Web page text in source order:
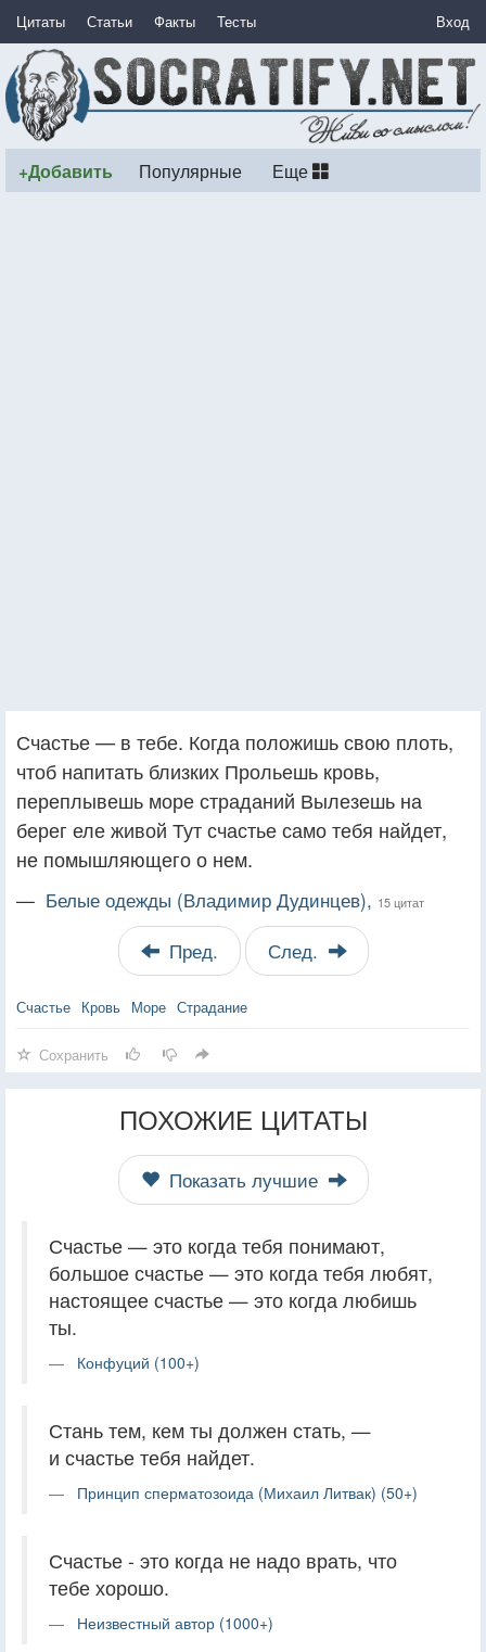
Цитаты Статьи Факты Тесты Вход
+Добавить Популярные Еще
Счастье — в тебе. Когда положишь свою плоть,
чтоб напитать близких Прольешь кровь,
переплывешь море страданий Вылезешь на
берег еле живой Тут счастье само тебя найдет,
не помышляющего о нем.
— Белые одежды (Владимир Дудинцев), 15 цитат
Пред. След.
Счастье Кровь Море Страдание
Сохранить
ПОХОЖИЕ ЦИТАТЫ
Показать лучшие
Счастье — это когда тебя понимают,
большое счастье — это когда тебя любят,
настоящее счастье — это когда любишь
ты.
Конфуций (100+)
Стань тем, кем ты должен стать, —
и счастье тебя найдет.
Принцип сперматозоида (Михаил Литвак) (50+)
Счастье - это когда не надо врать, что
тебе хорошо.
Неизвестный автор (1000+)